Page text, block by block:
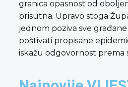
granica opasnost od
prisutna. Upravo stoga
jednom poziva sve
poštivati propisane
iskažu odgovornost prema